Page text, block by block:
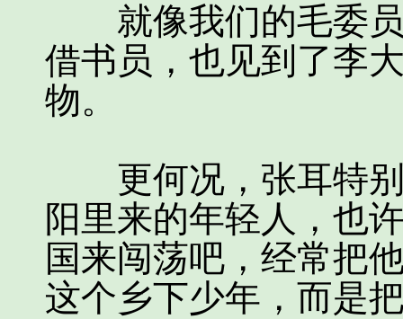
就像我们的毛委员
借书员，也见到了李
物。
更何况，张耳特别
阳里来的年轻人，也
国来闯荡吧，经常把
这个乡下少年，而是